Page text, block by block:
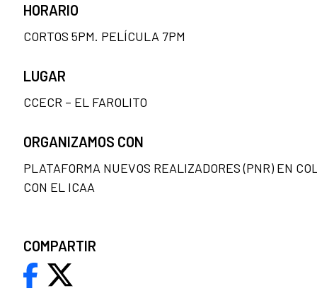
HORARIO
CORTOS 5PM. PELÍCULA 7PM
LUGAR
CCECR – EL FAROLITO
ORGANIZAMOS CON
PLATAFORMA NUEVOS REALIZADORES (PNR) EN
CON EL ICAA
COMPARTIR